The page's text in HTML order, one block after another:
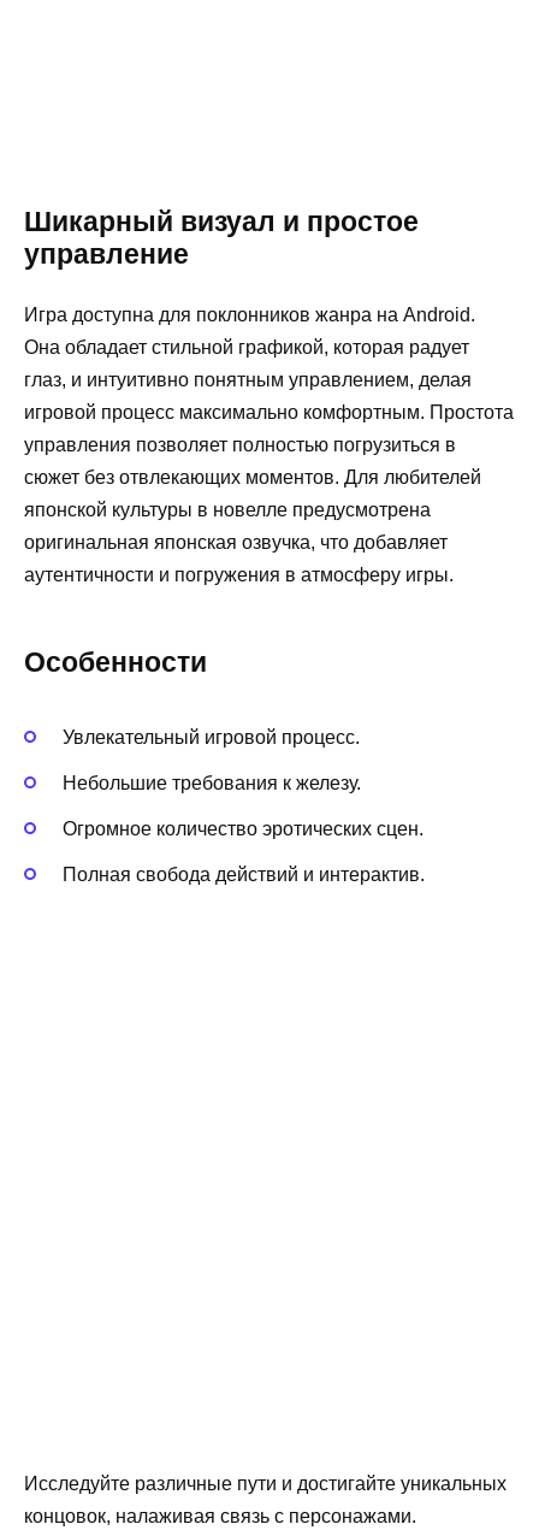
Шикарный визуал и простое
управление
Игра доступна для поклонников жанра на Android.
Она обладает стильной графикой, которая радует
глаз, и интуитивно понятным управлением, делая
игровой процесс максимально комфортным. Простота
управления позволяет полностью погрузиться в
сюжет без отвлекающих моментов. Для любителей
японской культуры в новелле предусмотрена
оригинальная японская озвучка, что добавляет
аутентичности и погружения в атмосферу игры.
Особенности
Увлекательный игровой процесс.
Небольшие требования к железу.
Огромное количество эротических сцен.
Полная свобода действий и интерактив.
Исследуйте различные пути и достигайте уникальных
концовок, налаживая связь с персонажами.